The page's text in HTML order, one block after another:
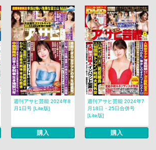
週刊アサヒ芸能 2024年8
月1日号 [Lite版]
購入
週刊アサヒ芸能 2024年7
月18日・25日合併号
[Lite版]
購入